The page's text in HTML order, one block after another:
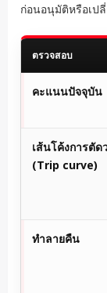
ก่อนอนุมัติหรือเป
ตรวจสอบ
คะแนนปัจจุบัน
เส้นโค้งการตัด
(Trip curve)
ทำลายคืน